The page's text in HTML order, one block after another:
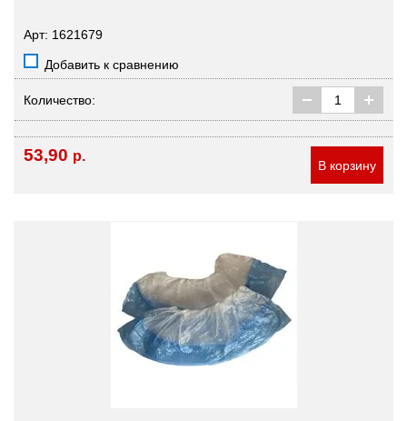
Арт: 1621679
Добавить к сравнению
Количество:
53,90 р.
В корзину